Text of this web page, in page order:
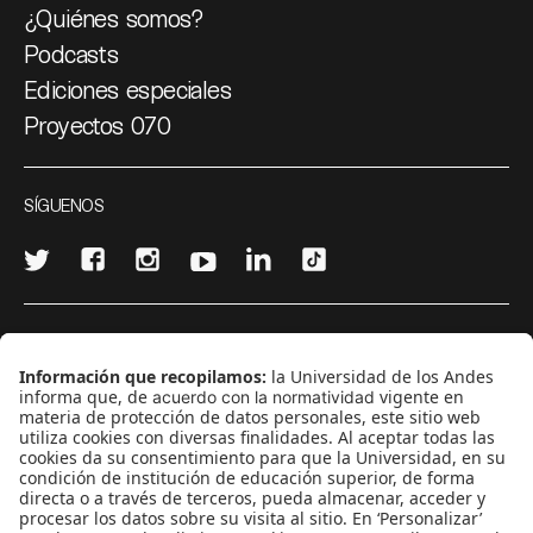
¿Quiénes somos?
Podcasts
Ediciones especiales
Proyectos 070
SÍGUENOS
CONTÁCTANOS
cerosetenta@uniandes.edu.co
BOGOTÁ, COLOMBIA